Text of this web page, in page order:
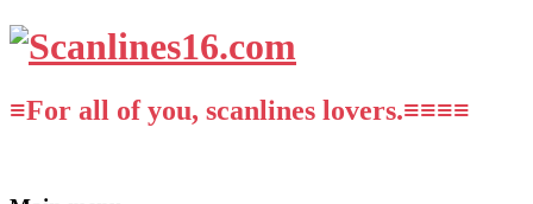
≡For all of you, scanlines lovers.≡≡≡≡